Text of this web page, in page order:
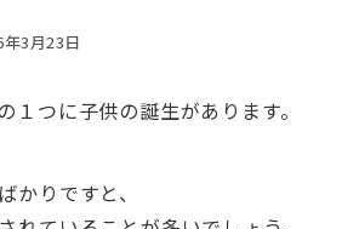
3月23日
１つに子供の誕生があります。
かりですと、